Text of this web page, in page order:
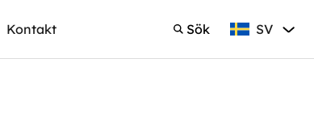
Kontakt Sök
Sök Svenska
SV